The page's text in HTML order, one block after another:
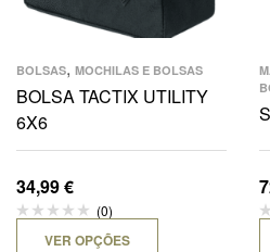
BOLSAS, MOCHILAS E BOLSAS
BOLSA TACTIX UTILITY
6X6
34,99€
(0)
VER OPÇÕES